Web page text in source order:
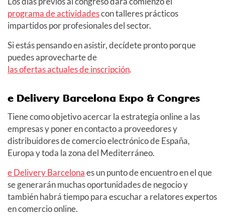
programa de actividadescon talleres prácticos
impartidos por profesionales del sector.
Si estás pensando en asistir, decídete pronto porque
puedes aprovecharte de
las ofertas actuales de inscripción.
e Delivery Barcelona Expo & Congres
Tiene como objetivo acercar la estrategia online a las
empresas y poner en contacto a proveedores y
distribuidores de comercio electrónico de España,
Europa y toda la zona del Mediterráneo.
e Delivery Barcelonaes un punto de encuentro en el que
se generarán muchas oportunidades de negocio y
también habrá tiempo para escuchar a relatores expertos
en comercio online.